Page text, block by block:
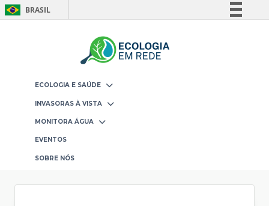
BRASIL
Comunica BR
ECOLOGIA E SAÚDE
INVASORAS À VISTA
MONITORA ÁGUA
EVENTOS
SOBRE NÓS